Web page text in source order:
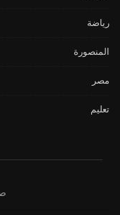
رياضة
المنصورة
مصر
تعليم